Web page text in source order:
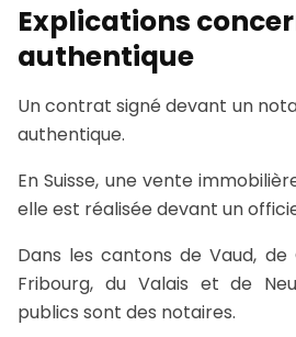
Explications
authentique
Un contrat signé devant un
authentique.
En Suisse, une vente
elle est réalisée devant un
Dans les cantons de Vaud, de
Fribourg, du Valais et de
publics sont des notaires.